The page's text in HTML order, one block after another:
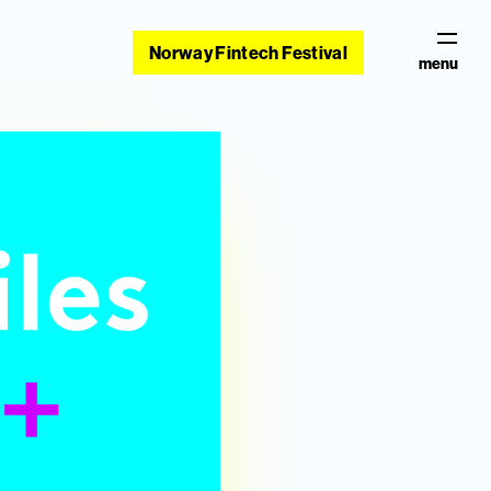
Norway Fintech Festival menu